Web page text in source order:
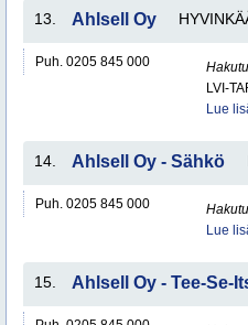
13. Ahlsell Oy
Puh. 0205 845 000
LVI-
Lue
14. Ahlsell Oy - Sähkö
Puh. 0205 845 000
Lue
15. Ahlsell Oy - Tee-Se-